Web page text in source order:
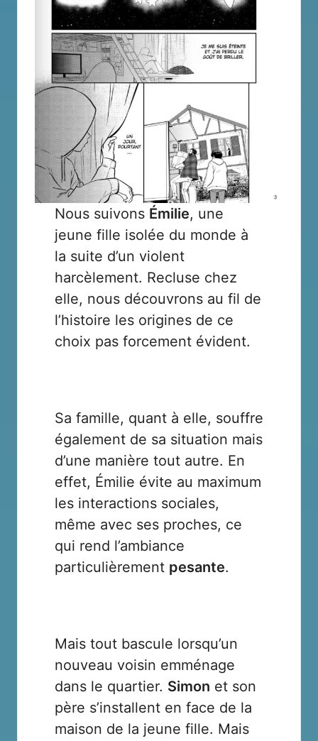
Nous suivons Émilie, une
jeune fille isolée du monde à
la suite d’un violent
harcèlement. Recluse chez
elle, nous découvrons au fil de
l’histoire les origines de ce
choix pas forcement évident.
Sa famille, quant à elle, souffre
également de sa situation mais
d’une manière tout autre. En
effet, Émilie évite au maximum
les interactions sociales,
même avec ses proches, ce
qui rend l’ambiance
particulièrement pesante.
Mais tout bascule lorsqu’un
nouveau voisin emménage
dans le quartier. Simon et son
père s’installent en face de la
maison de la jeune fille. Mais